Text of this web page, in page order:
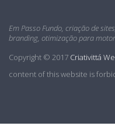
Em Passo Fundo, criação de
branding, otimização para
Copyright © 2017 Criativittá
content of this website is